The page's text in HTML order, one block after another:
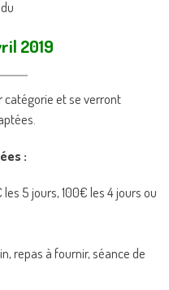
2019
catégorie et se verront
:
5 jours, 100€ les 4 jours ou
repas à fournir, séance de